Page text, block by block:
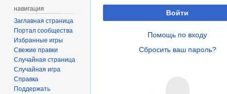
Войти
Помощь по входу
Сбросить ваш пароль?
навигация
Заглавная страница
Портал сообщества
Избранные игры
Свежие правки
Случайная страница
Случайная игра
Справка
Поддержать